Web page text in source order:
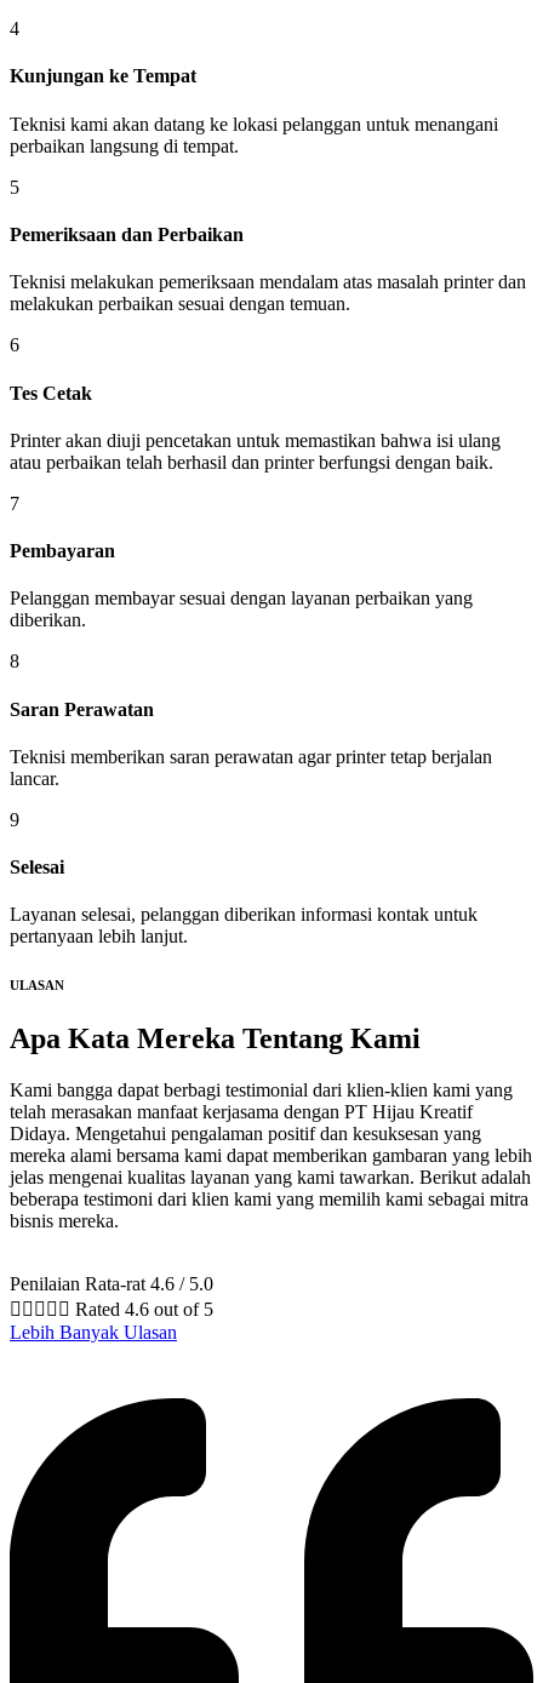
4
Kunjungan ke Tempat
Teknisi kami akan datang ke lokasi pelanggan untuk menangani
perbaikan langsung di tempat.
5
Pemeriksaan dan Perbaikan
Teknisi melakukan pemeriksaan mendalam atas masalah printer dan
melakukan perbaikan sesuai dengan temuan.
6
Tes Cetak
Printer akan diuji pencetakan untuk memastikan bahwa isi ulang
atau perbaikan telah berhasil dan printer berfungsi dengan baik.
7
Pembayaran
Pelanggan membayar sesuai dengan layanan perbaikan yang
diberikan.
8
Saran Perawatan
Teknisi memberikan saran perawatan agar printer tetap berjalan
lancar.
9
Selesai
Layanan selesai, pelanggan diberikan informasi kontak untuk
pertanyaan lebih lanjut.
ULASAN
Apa Kata Mereka Tentang Kami
Kami bangga dapat berbagi testimonial dari klien-klien kami yang
telah merasakan manfaat kerjasama dengan PT Hijau Kreatif
Didaya. Mengetahui pengalaman positif dan kesuksesan yang
mereka alami bersama kami dapat memberikan gambaran yang lebih
jelas mengenai kualitas layanan yang kami tawarkan. Berikut adalah
beberapa testimoni dari klien kami yang memilih kami sebagai mitra
bisnis mereka.
Penilaian Rata-rat 4.6 / 5.0
     Rated 4.6 out of 5
Lebih Banyak Ulasan